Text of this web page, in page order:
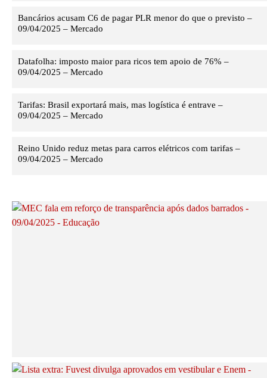
Bancários acusam C6 de pagar PLR menor do que o previsto –
09/04/2025 – Mercado
Datafolha: imposto maior para ricos tem apoio de 76% –
09/04/2025 – Mercado
Tarifas: Brasil exportará mais, mas logística é entrave –
09/04/2025 – Mercado
Reino Unido reduz metas para carros elétricos com tarifas –
09/04/2025 – Mercado